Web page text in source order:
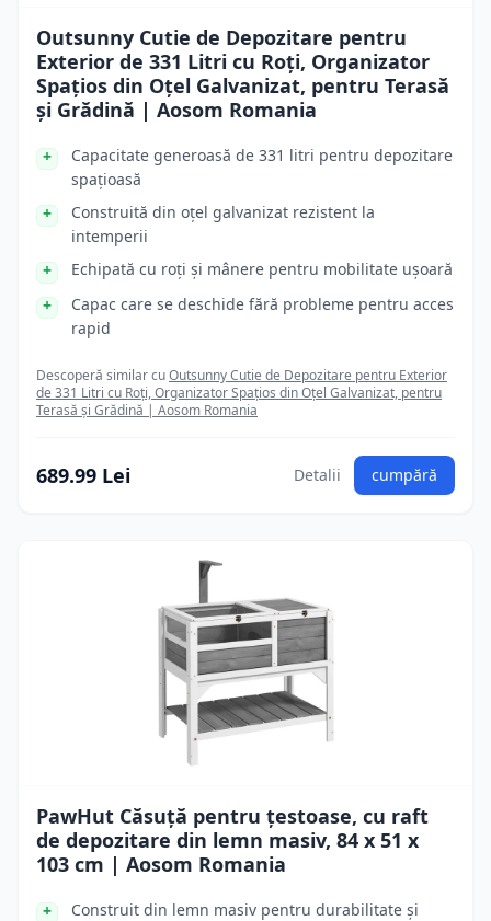
Outsunny Cutie de Depozitare pentru
Exterior de 331 Litri cu Roți, Organizator
Spațios din Oțel Galvanizat, pentru Terasă
și Grădină | Aosom Romania
Capacitate generoasă de 331 litri pentru depozitare
spațioasă
Construită din oțel galvanizat rezistent la
intemperii
Echipată cu roți și mânere pentru mobilitate ușoară
Capac care se deschide fără probleme pentru acces
rapid
Descoperă similar cuOutsunny Cutie de Depozitare pentru Exterior
de 331 Litri cu Roți, Organizator Spațios din Oțel Galvanizat, pentru
Terasă și Grădină | Aosom Romania
689.99 Lei Detalii cumpără
PawHut Căsuță pentru țestoase, cu raft
de depozitare din lemn masiv, 84 x 51 x
103 cm | Aosom Romania
Construit din lemn masiv pentru durabilitate și